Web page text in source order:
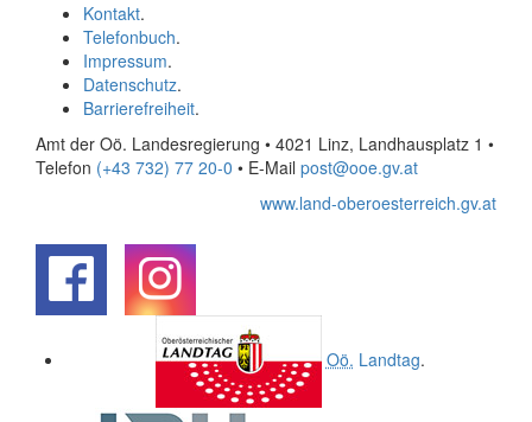
Kontakt.
Telefonbuch.
Impressum.
Datenschutz.
Barrierefreiheit.
Amt der Oö. Landesregierung • 4021 Linz, Landhausplatz 1 •
Telefon (+43 732) 77 20-0 • E-Mail post@ooe.gv.at
www.land-oberoesterreich.gv.at
Oö. Landtag.